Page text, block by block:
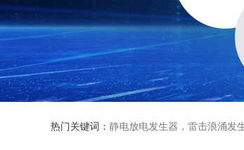
热门关键词： 静电放电发生器，雷击浪涌发生器